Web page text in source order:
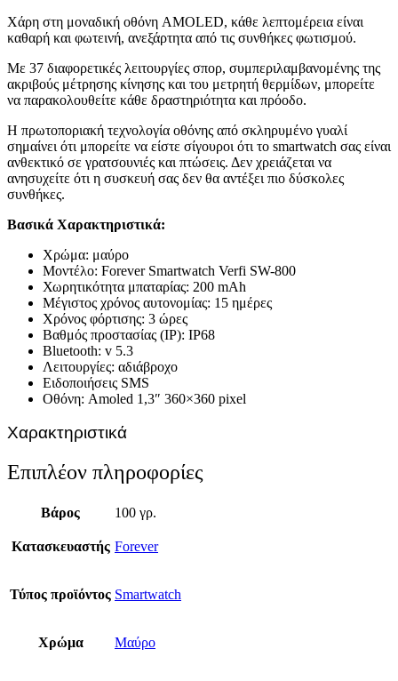
Χάρη στη μοναδική οθόνη AMOLED, κάθε λεπτομέρεια είναι
καθαρή και φωτεινή, ανεξάρτητα από τις συνθήκες φωτισμού.
Με 37 διαφορετικές λειτουργίες σπορ, συμπεριλαμβανομένης της
ακριβούς μέτρησης κίνησης και του μετρητή θερμίδων, μπορείτε
να παρακολουθείτε κάθε δραστηριότητα και πρόοδο.
Η πρωτοποριακή τεχνολογία οθόνης από σκληρυμένο γυαλί
σημαίνει ότι μπορείτε να είστε σίγουροι ότι το smartwatch σας είναι
ανθεκτικό σε γρατσουνιές και πτώσεις. Δεν χρειάζεται να
ανησυχείτε ότι η συσκευή σας δεν θα αντέξει πιο δύσκολες
συνθήκες.
Βασικά Χαρακτηριστικά:
Χρώμα: μαύρο
Μοντέλο: Forever Smartwatch Verfi SW-800
Χωρητικότητα μπαταρίας: 200 mAh
Μέγιστος χρόνος αυτονομίας: 15 ημέρες
Χρόνος φόρτισης: 3 ώρες
Βαθμός προστασίας (IP): IP68
Bluetooth: v 5.3
Λειτουργίες: αδιάβροχο
Ειδοποιήσεις SMS
Οθόνη: Amoled 1,3″ 360×360 pixel
Χαρακτηριστικά
Επιπλέον πληροφορίες
Βάρος 100 γρ.
Κατασκευαστής Forever
Τύπος προϊόντος Smartwatch
Χρώμα Μαύρο